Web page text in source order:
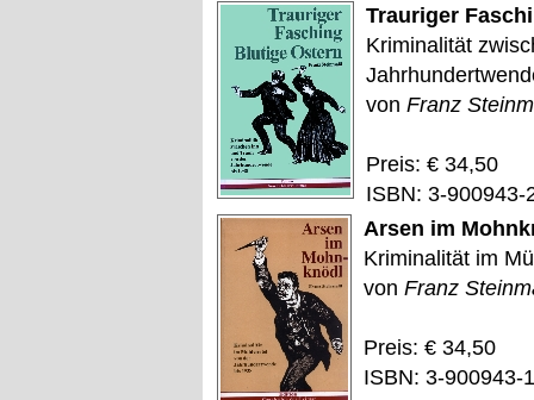
Trauriger
Kriminalität
von Franz
Preis: € 34,50
ISBN: 3-900943-
Arsen im
Kriminalität im
von Franz
Preis: € 34,50
ISBN: 3-900943-